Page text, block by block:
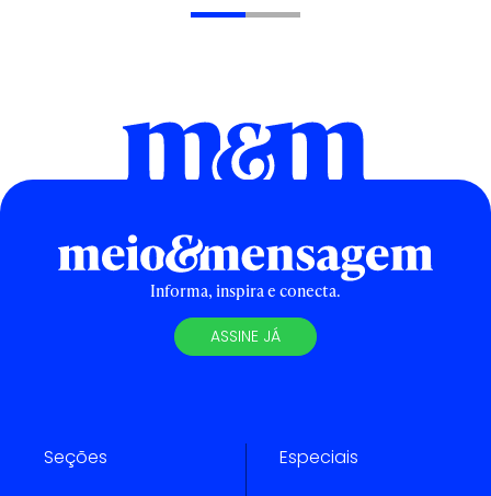
Informa, inspira e conecta.
ASSINE JÁ
Seções Especiais